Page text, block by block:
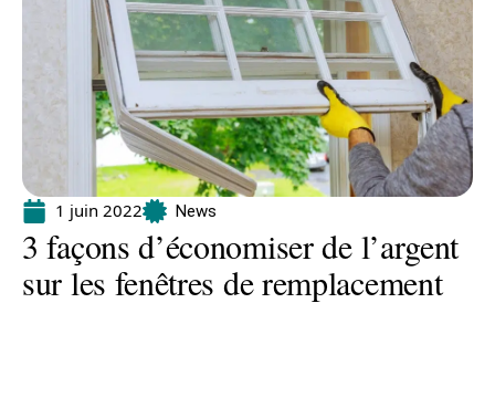
1 juin 2022 News
3 façons d’économiser de l’argent
sur les fenêtres de remplacement